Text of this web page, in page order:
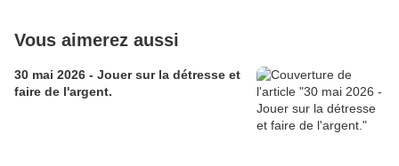
Vous aimerez aussi
30 mai 2026 - Jouer sur la détresse et
faire de l'argent.